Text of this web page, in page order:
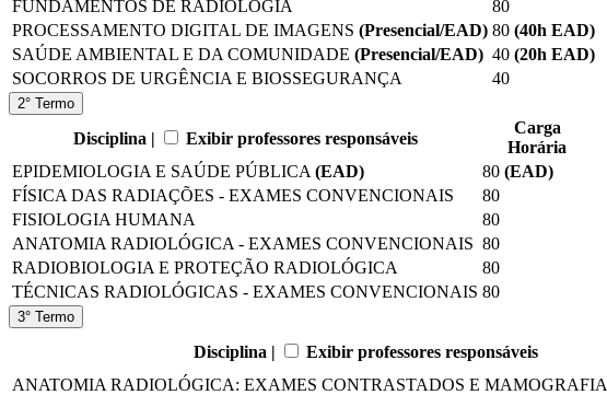
FUNDAMENTOS DE RADIOLOGIA
80
PROCESSAMENTO DIGITAL DE IMAGENS (Presencial/EAD) 80 (40h EAD)
SAÚDE AMBIENTAL E DA COMUNIDADE (Presencial/EAD) 40 (20h EAD)
SOCORROS DE URGÊNCIA E BIOSSEGURANÇA
40
2° Termo
Disciplina | Exibir professores responsáveis
Carga
Horária
EPIDEMIOLOGIA E SAÚDE PÚBLICA (EAD) 80 (EAD)
FÍSICA DAS RADIAÇÕES - EXAMES CONVENCIONAIS
80
FISIOLOGIA HUMANA
80
ANATOMIA RADIOLÓGICA - EXAMES CONVENCIONAIS 80
RADIOBIOLOGIA E PROTEÇÃO RADIOLÓGICA
80
TÉCNICAS RADIOLÓGICAS - EXAMES CONVENCIONAIS 80
3° Termo
Disciplina | Exibir professores responsáveis
ANATOMIA RADIOLÓGICA: EXAMES CONTRASTADOS E MAMOGRAFIA